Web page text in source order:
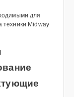
для
техники Midway